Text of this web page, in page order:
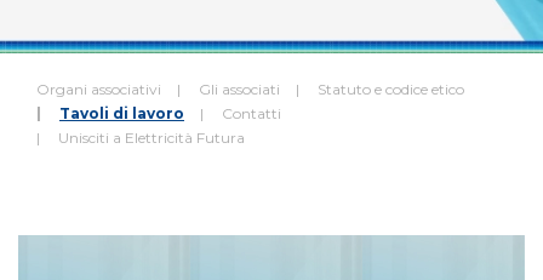
Organi associativi Gli associati
Statuto e codice etico
Tavoli di lavoro
Contatti
Unisciti a Elettricità Futura